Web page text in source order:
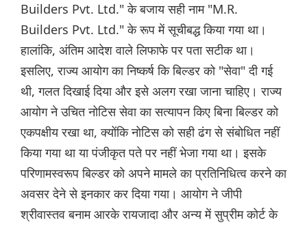
Builders Pvt. Ltd." के बजाय सही नाम "M.R.
Builders Pvt. Ltd." के रूप में सूचीबद्ध किया गया था।
हालांकि, अंतिम आदेश वाले लिफाफे पर पता सटीक था।
इसलिए, राज्य आयोग का निष्कर्ष कि बिल्डर को "सेवा" दी गई
थी, गलत दिखाई दिया और इसे अलग रखा जाना चाहिए। राज्य
आयोग ने उचित नोटिस सेवा का सत्यापन किए बिना बिल्डर को
एकपक्षीय रखा था, क्योंकि नोटिस को सही ढंग से संबोधित नहीं
किया गया था या पंजीकृत पते पर नहीं भेजा गया था। इसके
परिणामस्वरूप बिल्डर को अपने मामले का प्रतिनिधित्व करने का
अवसर देने से इनकार कर दिया गया। आयोग ने जीपी
श्रीवास्तव बनाम आरके रायजादा और अन्य में सुप्रीम कोर्ट के